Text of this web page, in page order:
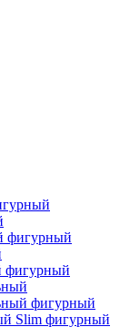
фигурный
фигурный
фигурный
Slim фигурный